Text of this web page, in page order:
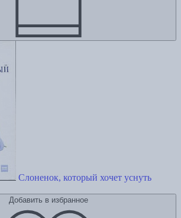
Слоненок, который хочет уснуть
Добавить в избранное